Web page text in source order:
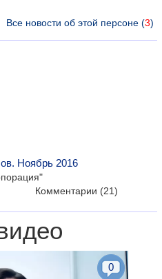
Все новости об этой персоне (3)
Ноябрь 2016
Комментарии (21)
0